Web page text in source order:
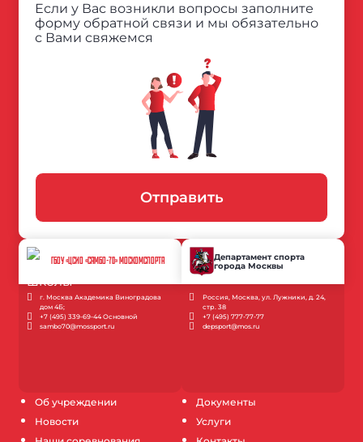
Об учреждении
Новости
Документы
Услуги
Если у Вас возникли вопросы заполните
форму обратной связи и мы обязательно
с Вами свяжемся
Отправить
ГБОУ «ЦСИО «САМБО-70» МОСКОМСПОРТА
г. Москва Академика Виноградова
дом 4Б;
+7 (495) 339-69-44 Основной
sambo70@mossport.ru
Департамент спорта
города Москвы
Россия, Москва, ул. Лужники, д. 24,
стр. 38
+7 (495) 777-77-77
depsport@mos.ru